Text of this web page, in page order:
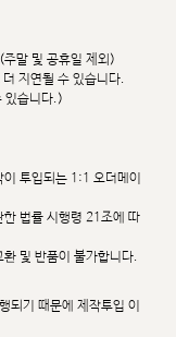
말 및 공휴일 제외)
지연될 수 있습니다.
있습니다.)
투입되는 1:1 오더메이
한 법률 시행령 21조에 따
및 반품이 불가합니다.
되기 때문에 제작투입 이